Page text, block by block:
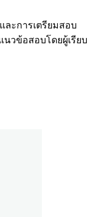
ะการเตรียมสอบ
นวข้อสอบโดยผู้เรียบ